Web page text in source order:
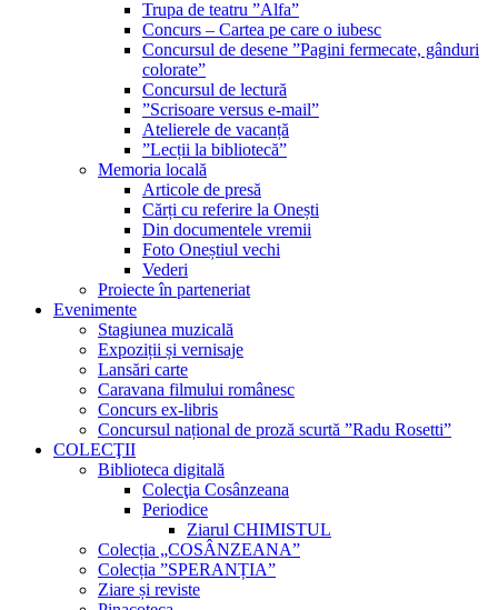
Trupa de teatru ”Alfa”
Concurs – Cartea pe care o iubesc
Concursul de desene ”Pagini fermecate, gânduri
colorate”
Concursul de lectură
”Scrisoare versus e-mail”
Atelierele de vacanță
”Lecții la bibliotecă”
Memoria locală
Articole de presă
Cărți cu referire la Onești
Din documentele vremii
Foto Oneștiul vechi
Vederi
Proiecte în parteneriat
Evenimente
Stagiunea muzicală
Expoziții și vernisaje
Lansări carte
Caravana filmului românesc
Concurs ex-libris
Concursul național de proză scurtă ”Radu Rosetti”
COLECŢII
Biblioteca digitală
Colecţia Cosânzeana
Periodice
Ziarul CHIMISTUL
Colecția „COSÂNZEANA”
Colecția ”SPERANȚIA”
Ziare și reviste